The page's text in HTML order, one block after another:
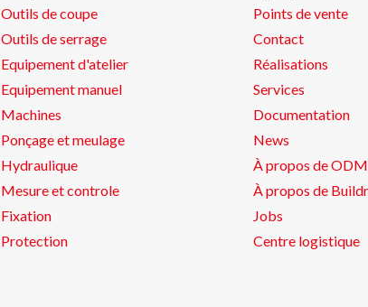
Outils de coupe
Outils de serrage
Equipement d'atelier
Equipement manuel
Machines
Ponçage et meulage
Hydraulique
Mesure et controle
Fixation
Protection
Points de vente
Contact
Réalisations
Services
Documentation
News
À propos de ODM
À propos de
Jobs
Centre logistique